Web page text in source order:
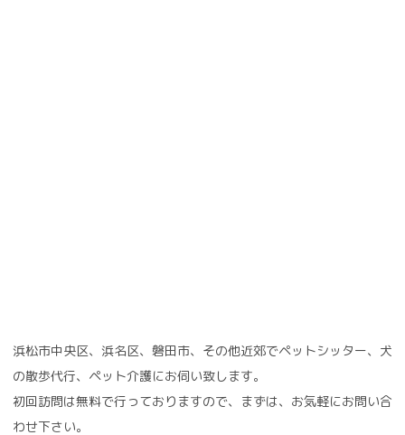
浜松市中央区、浜名区、磐田市、その他近郊でペットシッター、犬
の散歩代行、ペット介護にお伺い致します。
初回訪問は無料で行っておりますので、まずは、お気軽にお問い合
わせ下さい。